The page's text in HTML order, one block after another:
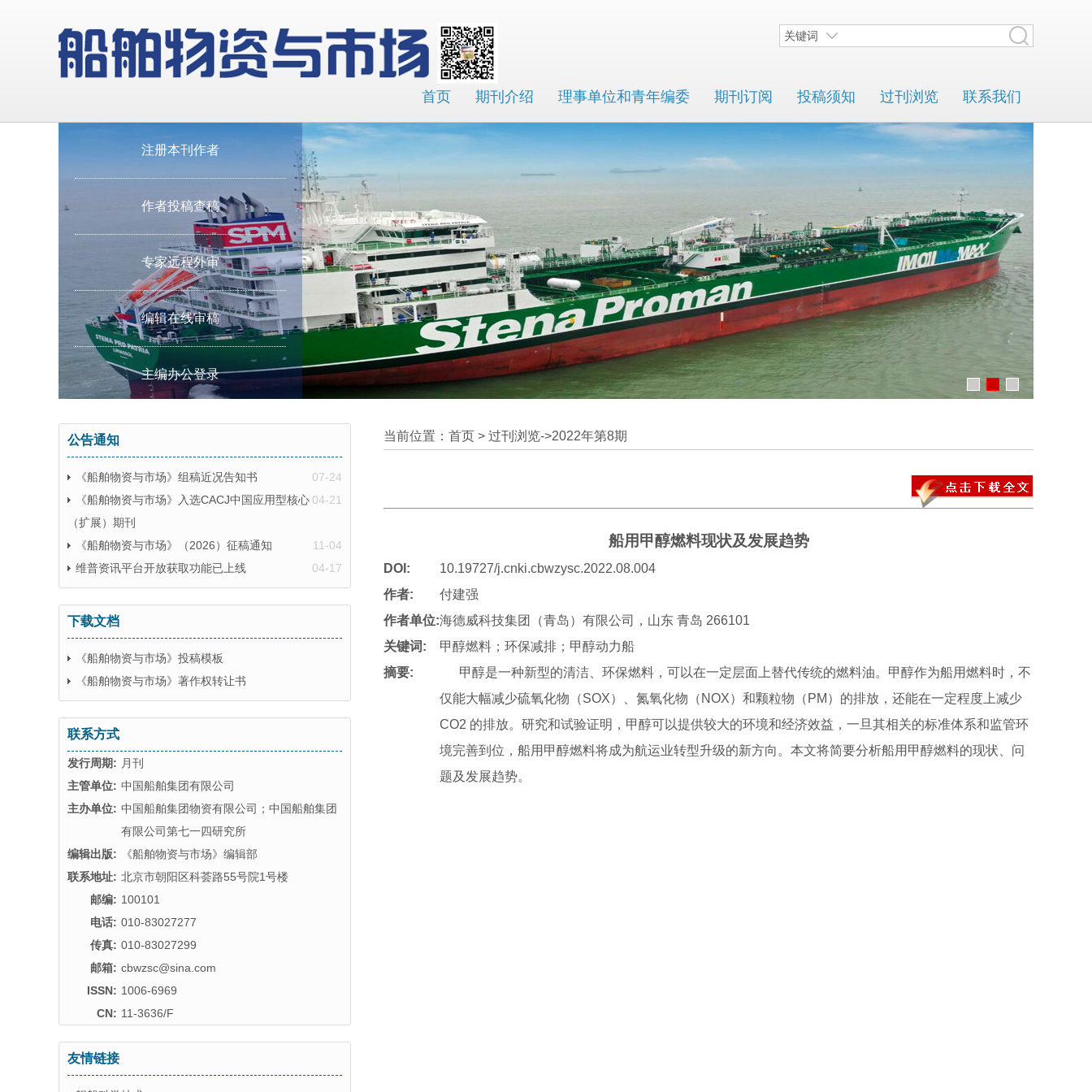
首页 期刊介绍 理事单位和青年编委 期刊订阅 投稿须知 过刊浏览 联系我们
关键词
注册本刊作者
作者投稿查稿
专家远程外审
编辑在线审稿
主编办公登录
公告通知
07-24
《船舶物资与市场》组稿近况告知书
04-21
《船舶物资与市场》入选CACJ中国应用型核心
（扩展）期刊
11-04
《船舶物资与市场》（2026）征稿通知
04-17
维普资讯平台开放获取功能已上线
下载文档
《船舶物资与市场》投稿模板
《船舶物资与市场》著作权转让书
联系方式
发行周期: 月刊
主管单位: 中国船舶集团有限公司
主办单位: 中国船舶集团物资有限公司；中国船舶集团
有限公司第七一四研究所
编辑出版:
《船舶物资与市场》编辑部
联系地址: 北京市朝阳区科荟路55号院1号楼
邮编: 100101
电话: 010-83027277
传真: 010-83027299
邮箱: cbwzsc@sina.com
ISSN: 1006-6969
CN: 11-3636/F
友情链接
当前位置：首页 > 过刊浏览->2022年第8期
船用甲醇燃料现状及发展趋势
DOI:
10.19727/j.cnki.cbwzysc.2022.08.004
作者:
付建强
作者单位:海德威科技集团（青岛）有限公司，山东 青岛 266101
关键词:
甲醇燃料；环保减排；甲醇动力船
摘要:
甲醇是一种新型的清洁、环保燃料，可以在一定层面上替代传统的燃料油。甲醇作为船用燃料时，不
仅能大幅减少硫氧化物（SOX）、氮氧化物（NOX）和颗粒物（PM）的排放，还能在一定程度上减少
CO2 的排放。研究和试验证明，甲醇可以提供较大的环境和经济效益，一旦其相关的标准体系和监管环
境完善到位，船用甲醇燃料将成为航运业转型升级的新方向。本文将简要分析船用甲醇燃料的现状、问
题及发展趋势。